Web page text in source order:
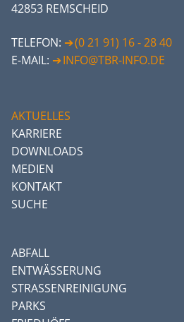
42853 REMSCHEID
TELEFON:
(0 21 91) 16 - 28 40
E-MAIL:
INFO@TBR-INFO.DE
AKTUELLES
KARRIERE
DOWNLOADS
MEDIEN
KONTAKT
SUCHE
ABFALL
ENTWÄSSERUNG
STRASSENREINIGUNG
PARKS